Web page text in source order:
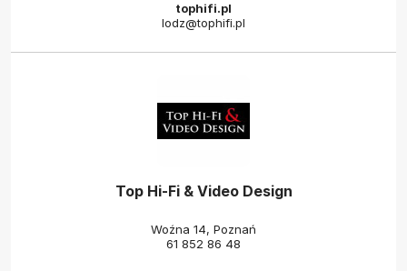
tophifi.pl
lodz@tophifi.pl
Top Hi-Fi & Video Design
Woźna 14, Poznań
61 852 86 48